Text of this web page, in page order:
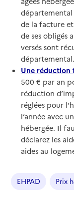
de la facture
de ses obligés
versés sont
départemental.
Une réduction
500 € par an
réduction
réglées pour
l’année avec
hébergée. Il
déclarez les
aides au
EHPAD Prix